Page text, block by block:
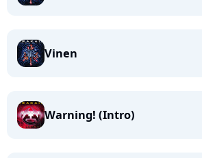
Vinen
Warning! (Intro)